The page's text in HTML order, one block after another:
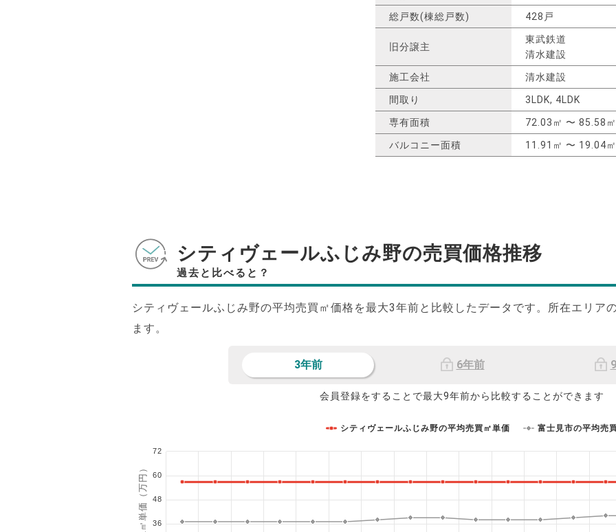
総戸数(棟総戸数) 428戸
旧分譲主
東武鉄道
清水建設
施工会社 清水建設
間取り 3LDK, 4LDK
専有面積 72.03㎡ 〜 85.58㎡
バルコニー面積 11.91㎡ 〜 19.04㎡
シティヴェールふじみ野の売買価格推移
過去と比べると？
シティヴェールふじみ野の平均売買㎡価格を最大3年前と比較したデータです。所在エリア
ます。
3年前 6年前
会員登録をすることで最大9年前から比較することができます
1㎡単価（万円）
シティヴェールふじみ野の平均売買㎡単価 富士見市の平均売
36
48
60
72